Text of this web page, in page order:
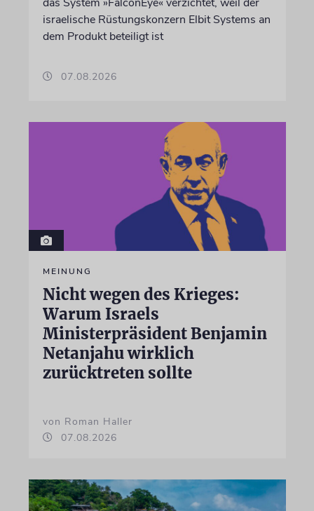
israelische Rüstungskonzern Elbit Systems an
dem Produkt beteiligt ist
07.08.2026
MEINUNG
Nicht wegen des Krieges:
Warum Israels
Ministerpräsident Benjamin
Netanjahu wirklich
zurücktreten sollte
von Roman Haller
07.08.2026